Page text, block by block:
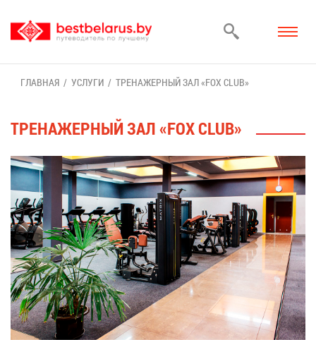
ГЛАВ­НАЯ УСЛУ­ГИ ТРЕ­НА­ЖЕР­НЫЙ ЗАЛ «FOX CLUB»
ТРЕ­НА­ЖЕР­НЫЙ ЗАЛ «FOX CLUB»